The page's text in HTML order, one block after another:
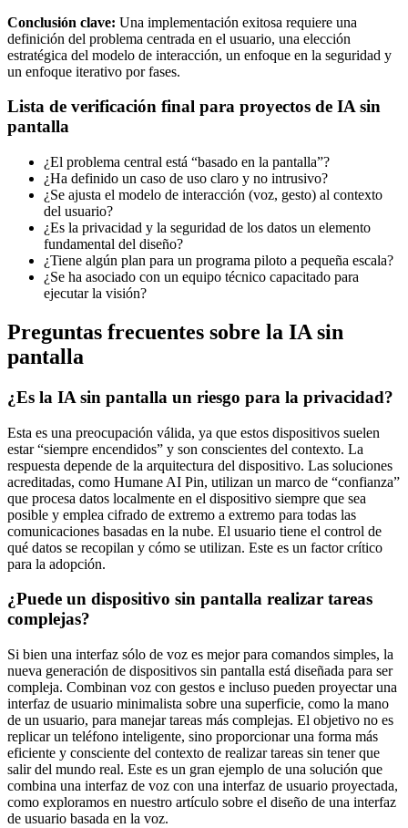
Conclusión clave: Una implementación exitosa requiere una
definición del problema centrada en el usuario, una elección
estratégica del modelo de interacción, un enfoque en la seguridad y
un enfoque iterativo por fases.
Lista de verificación final para proyectos de IA sin
pantalla
¿El problema central está “basado en la pantalla”?
¿Ha definido un caso de uso claro y no intrusivo?
¿Se ajusta el modelo de interacción (voz, gesto) al contexto
del usuario?
¿Es la privacidad y la seguridad de los datos un elemento
fundamental del diseño?
¿Tiene algún plan para un programa piloto a pequeña escala?
¿Se ha asociado con un equipo técnico capacitado para
ejecutar la visión?
Preguntas frecuentes sobre la IA sin
pantalla
¿Es la IA sin pantalla un riesgo para la privacidad?
Esta es una preocupación válida, ya que estos dispositivos suelen
estar “siempre encendidos” y son conscientes del contexto. La
respuesta depende de la arquitectura del dispositivo. Las soluciones
acreditadas, como Humane AI Pin, utilizan un marco de “confianza”
que procesa datos localmente en el dispositivo siempre que sea
posible y emplea cifrado de extremo a extremo para todas las
comunicaciones basadas en la nube. El usuario tiene el control de
qué datos se recopilan y cómo se utilizan. Este es un factor crítico
para la adopción.
¿Puede un dispositivo sin pantalla realizar tareas
complejas?
Si bien una interfaz sólo de voz es mejor para comandos simples, la
nueva generación de dispositivos sin pantalla está diseñada para ser
compleja. Combinan voz con gestos e incluso pueden proyectar una
interfaz de usuario minimalista sobre una superficie, como la mano
de un usuario, para manejar tareas más complejas. El objetivo no es
replicar un teléfono inteligente, sino proporcionar una forma más
eficiente y consciente del contexto de realizar tareas sin tener que
salir del mundo real. Este es un gran ejemplo de una solución que
combina una interfaz de voz con una interfaz de usuario proyectada,
como exploramos en nuestro artículo sobre el diseño de una interfaz
de usuario basada en la voz.